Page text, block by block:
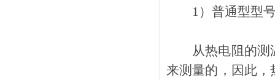
1）普通型型号
从热电阻的测温
来测量的，因